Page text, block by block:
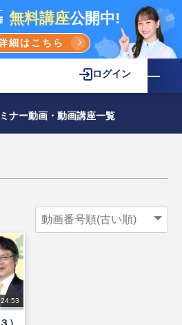
無料講座公開中!
細はこちら
ログイン
ナー動画・動画講座一覧
24:53
）